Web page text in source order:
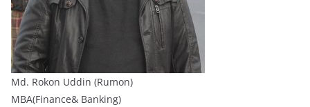
Md. Rokon Uddin (Rumon)
MBA(Finance& Banking)